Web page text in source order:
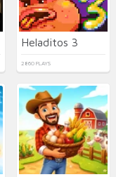
Heladitos 3
2860 PLAYS